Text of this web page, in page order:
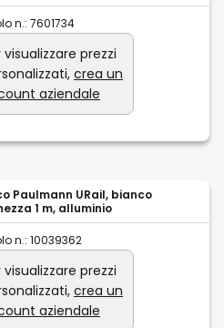
n.: 7601734
visualizzare prezzi
crea un
aziendale
Paulmann URail, bianco
1 m, alluminio
n.: 10039362
visualizzare prezzi
crea un
aziendale